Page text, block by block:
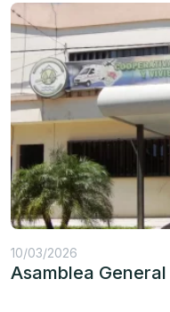
10/03/2026
Asamblea